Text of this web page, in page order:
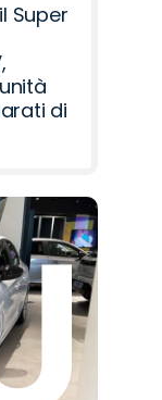
Super
di